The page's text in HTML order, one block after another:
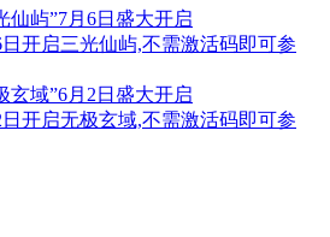
仙屿”7月6日盛大开启
日开启三光仙屿,不需激活码即可参
玄域”6月2日盛大开启
日开启无极玄域,不需激活码即可参